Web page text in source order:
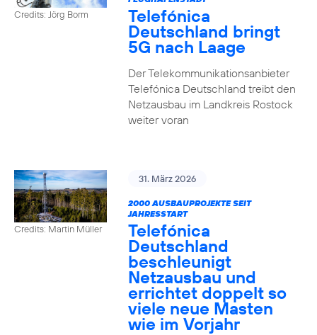
Credits: Jörg Borm Telefónica
Deutschland bringt
5G nach Laage
Der Telekommunikationsanbieter
Telefónica Deutschland treibt den
Netzausbau im Landkreis Rostock
weiter voran
Credits: Martin Müller
31. März 2026
2000 AUSBAUPROJEKTE SEIT
JAHRESSTART
Telefónica
Deutschland
beschleunigt
Netzausbau und
errichtet doppelt so
viele neue Masten
wie im Vorjahr